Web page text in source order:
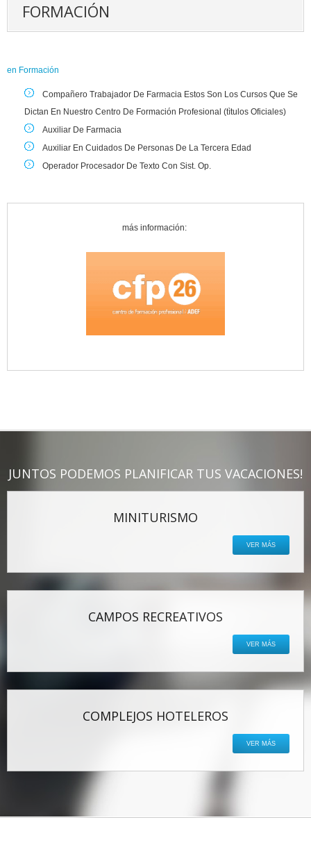
FORMACIÓN
en Formación
Compañero Trabajador De Farmacia Estos Son Los Cursos Que Se
Dictan En Nuestro Centro De Formación Profesional (tìtulos Oficiales)
Auxiliar De Farmacia
Auxiliar En Cuidados De Personas De La Tercera Edad
Operador Procesador De Texto Con Sist. Op.
más información:
JUNTOS PODEMOS PLANIFICAR TUS VACACIONES!
MINITURISMO
VER MÁS
CAMPOS RECREATIVOS
VER MÁS
COMPLEJOS HOTELEROS
VER MÁS